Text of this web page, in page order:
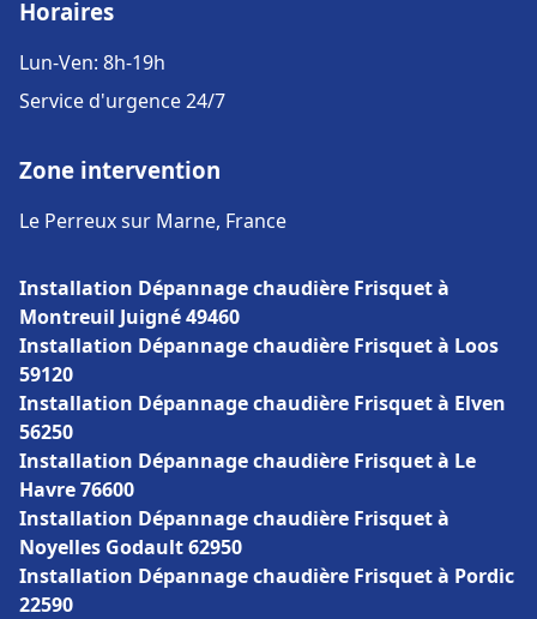
Horaires
Lun-Ven: 8h-19h
Service d'urgence 24/7
Zone intervention
Le Perreux sur Marne, France
Installation Dépannage chaudière Frisquet à
Montreuil Juigné 49460
Installation Dépannage chaudière Frisquet à Loos
59120
Installation Dépannage chaudière Frisquet à Elven
56250
Installation Dépannage chaudière Frisquet à Le
Havre 76600
Installation Dépannage chaudière Frisquet à
Noyelles Godault 62950
Installation Dépannage chaudière Frisquet à Pordic
22590